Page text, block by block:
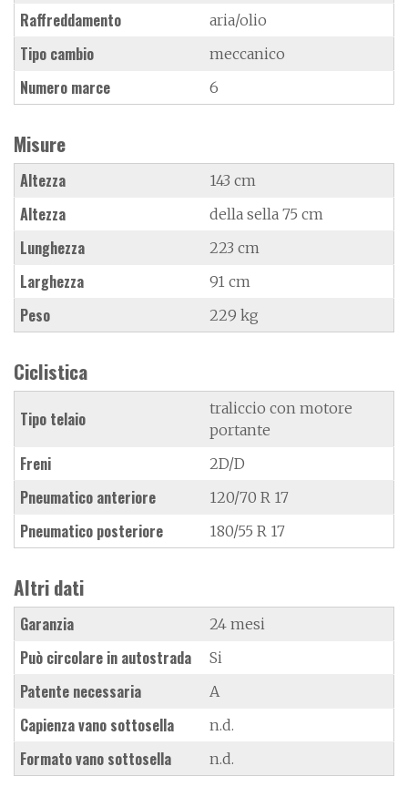
Raffreddamento aria/olio
Tipo cambio meccanico
Numero marce 6
Misure
Altezza 143 cm
Altezza della sella 75 cm
Lunghezza 223 cm
Larghezza 91 cm
Peso 229 kg
Ciclistica
Tipo telaio
traliccio con motore
portante
Freni 2D/D
Pneumatico anteriore 120/70 R 17
Pneumatico posteriore 180/55 R 17
Altri dati
Garanzia 24 mesi
Può circolare in autostrada Si
Patente necessaria A
Capienza vano sottosella n.d.
Formato vano sottosella n.d.